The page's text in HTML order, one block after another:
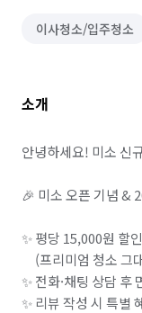
이사청소/입주청소
소개
안녕하세요! 미소 신
🎉 미소 오픈 기념 &
✨ 평당 15,000원 할
(프리미엄 청소 그
✨ 전화·채팅 상담 후
✨ 리뷰 작성 시 특별